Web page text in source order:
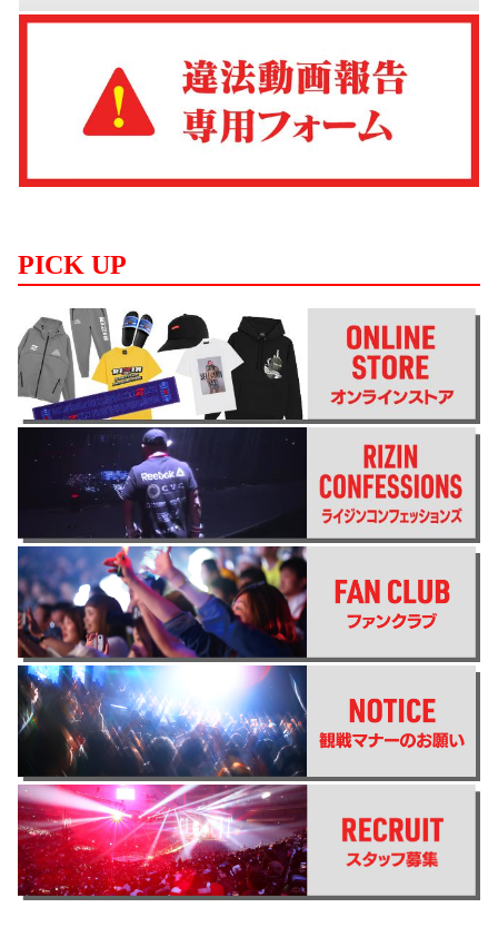
PICK UP